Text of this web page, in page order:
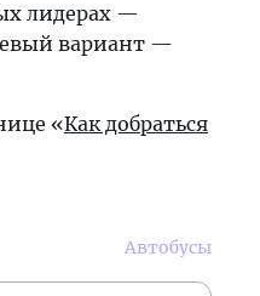
лидерах —
вариант —
«Как добраться
Автобусы